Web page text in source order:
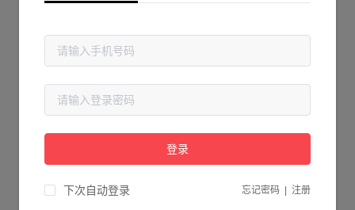
抱歉!
请检查您输入的网址是否正确，或点击下面的按钮返回首页。
登录
下次自动登录 忘记密码 注册